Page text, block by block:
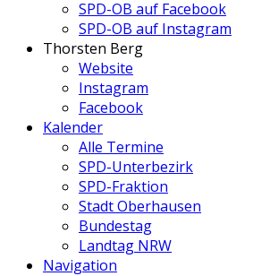
SPD-OB auf Facebook
SPD-OB auf Instagram
Thorsten Berg
Website
Instagram
Facebook
Kalender
Alle Termine
SPD-Unterbezirk
SPD-Fraktion
Stadt Oberhausen
Bundestag
Landtag NRW
Navigation